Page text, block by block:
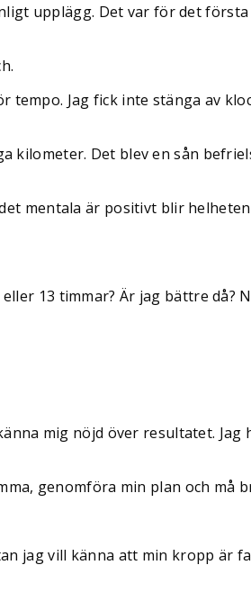
upplägg. Det var för det första
Jag fick inte stänga av
Det blev en sån
mentala är positivt blir
13 timmar? Är jag bättre då?
mig nöjd över resultatet.
genomföra min plan och må
jag vill känna att min kropp är